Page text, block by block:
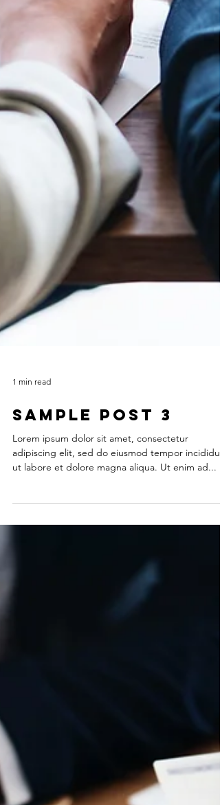
Sample Post 3
Lorem ipsum dolor sit amet, consectetur
adipiscing elit, sed do eiusmod tempor